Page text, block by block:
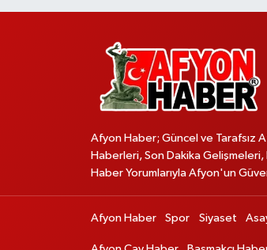
Afyon Haber; Güncel ve Tarafsız
Haberleri, Son Dakika Gelişmeleri,
Haber Yorumlarıyla Afyon'un
Afyon Haber Spor Siyaset